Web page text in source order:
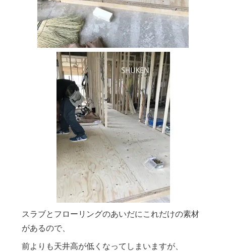
スラブとフローリングのあいだにこれだけの素材
があるので、
前よりも天井高が低くなってしまいますが、